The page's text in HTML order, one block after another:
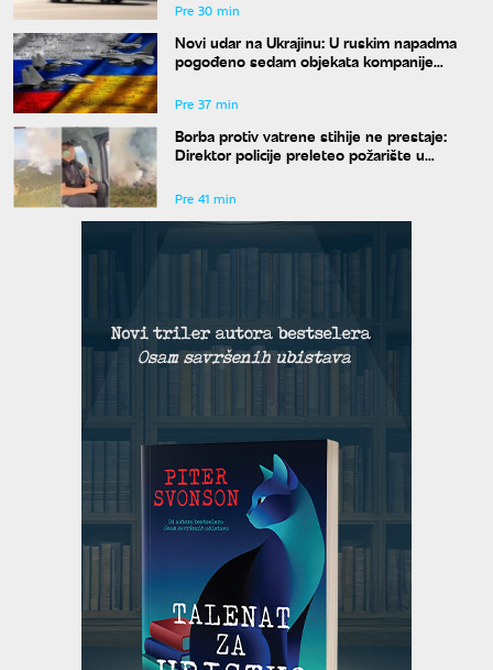
Pre 30 min
Novi udar na Ukrajinu: U ruskim napadma
pogođeno sedam objekata kompanije
Pre 37 min
Borba protiv vatrene stihije ne prestaje:
Direktor policije preleteo požarište u
Pre 41 min